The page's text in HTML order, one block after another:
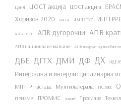
Цоил ЦОСТ акција ЦОСТ акција
Хоризон 2020 ИАЕА ИМПЕТУС
АПВ - ПСП АПВ дугорочни АПВ
АПВ националне мањине АПВ пројекат од посебног
ДБЕ ДГТХ ДМИ ДФ ДХ ИДЕЈЕ
Интегрална и интердисциплинарна
МПНТР настава Мултилатерала НС зжс
ПРИЗМА ПРОМИС Панчић Прославе